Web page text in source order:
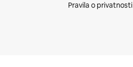
Pravila o privatnosti